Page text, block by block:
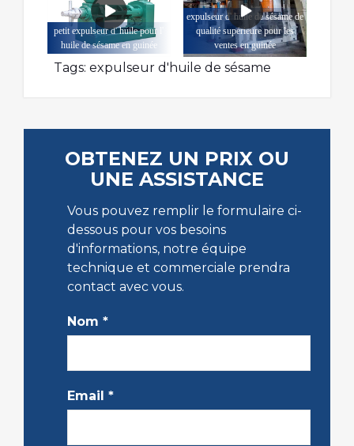
petit expulseur d' huile pour l'
huile de sésame en guinée
expulseur d' huile de sésame de
qualité supérieure pour les
ventes en guinée
Tags: expulseur d'huile de sésame
OBTENEZ UN PRIX OU
UNE ASSISTANCE
Vous pouvez remplir le formulaire ci-
dessous pour vos besoins
d'informations, notre équipe
technique et commerciale prendra
contact avec vous.
Nom *
Email *